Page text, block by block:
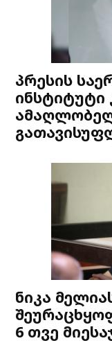
პრესის
ინსტიტუტი
ნიკა
6 თვე